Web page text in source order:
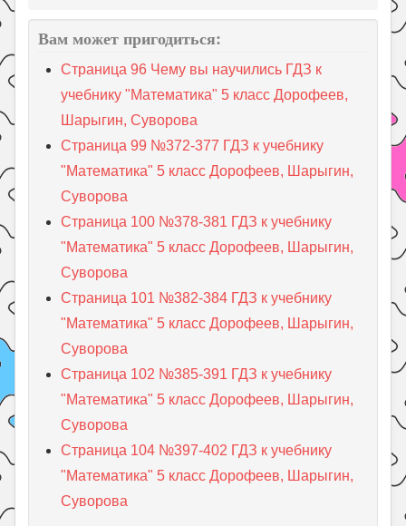
Вам может пригодиться:
Страница 96 Чему вы научились ГДЗ к
учебнику "Математика" 5 класс Дорофеев,
Шарыгин, Суворова
Страница 99 №372-377 ГДЗ к учебнику
"Математика" 5 класс Дорофеев, Шарыгин,
Суворова
Страница 100 №378-381 ГДЗ к учебнику
"Математика" 5 класс Дорофеев, Шарыгин,
Суворова
Страница 101 №382-384 ГДЗ к учебнику
"Математика" 5 класс Дорофеев, Шарыгин,
Суворова
Страница 102 №385-391 ГДЗ к учебнику
"Математика" 5 класс Дорофеев, Шарыгин,
Суворова
Страница 104 №397-402 ГДЗ к учебнику
"Математика" 5 класс Дорофеев, Шарыгин,
Суворова